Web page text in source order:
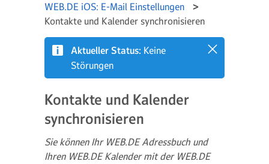
WEB.DE iOS: E-Mail Einstellungen
Kontakte und Kalender synchronisieren
Aktueller Status: Keine
Störungen
Kontakte und Kalender
synchronisieren
Sie können Ihr WEB.DE Adressbuch und
Ihren WEB.DE Kalender mit der WEB.DE